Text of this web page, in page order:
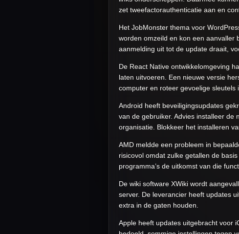
zet tweefactorauthenticatie aan en
Het JobMonster thema voor
worden omzeild en kon een aanvaller
aanmelding uit tot de update draait,
De React Native ontwikkelomgeving
laten uitvoeren. Een nieuwe versie
computer en roteer gevoelige sleutels
Android heeft beveiligingsupdates
van de gebruiker. Advies installeer de
organisatie. Blokkeer het installeren
AMD meldde een probleem in
risicovol omdat zulke getallen de
programma’s de uitkomst van die
De wiki software XWiki wordt
server. De leverancier heeft updates
extra in de gaten houden.
Apple heeft updates uitgebracht voor